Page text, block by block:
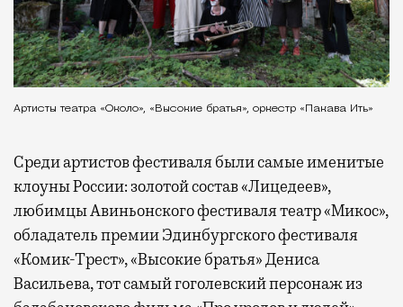
Артисты театра «Около», «Высокие братья», оркестр «Пакава Ить»
Среди артистов фестиваля были самые именитые
клоуны России: золотой состав «Лицедеев»,
любимцы Авиньонского фестиваля театр «Микос»,
обладатель премии Эдинбургского фестиваля
«Комик-Трест», «Высокие братья» Дениса
Васильева, тот самый гоголевский персонаж из